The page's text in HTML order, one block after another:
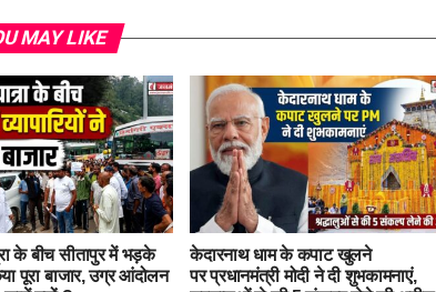
MAY LIKE
के बीच सीतापुर में भड़के
पूरा बाजार, उग्र आंदोलन
केदारनाथ धाम के कपाट खुलने
पर प्रधानमंत्री मोदी ने दी शुभकामनाएं,